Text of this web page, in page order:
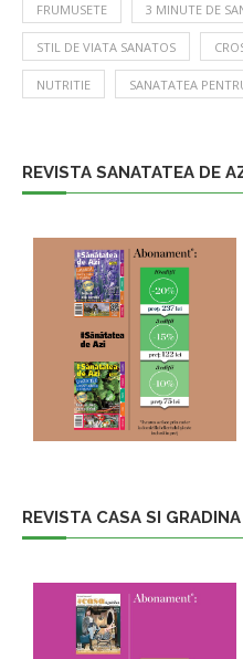
FRUMUSETE 3 MINUTE DE
STIL DE VIATA SANATOS
NUTRITIE SANATATEA
REVISTA SANATATEA DE
REVISTA CASA SI GRADINA